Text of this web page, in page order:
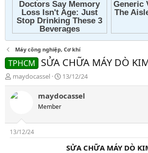
Máy công nghiệp, Cơ khí
TPHCM SỬA CHỮA MÁY DÒ
T
h
r
s
t
maydocassel
N
g
à
13/12/24
maydocassel
Member
13/12/24
SỬA CHỮA MÁY DÒ